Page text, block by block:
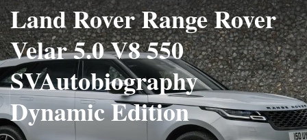
Land Rover Range Rover
Velar 5.0 V8 550
SVAutobiography
Dynamic Edition